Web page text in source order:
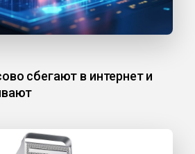
сбегают в интернет и